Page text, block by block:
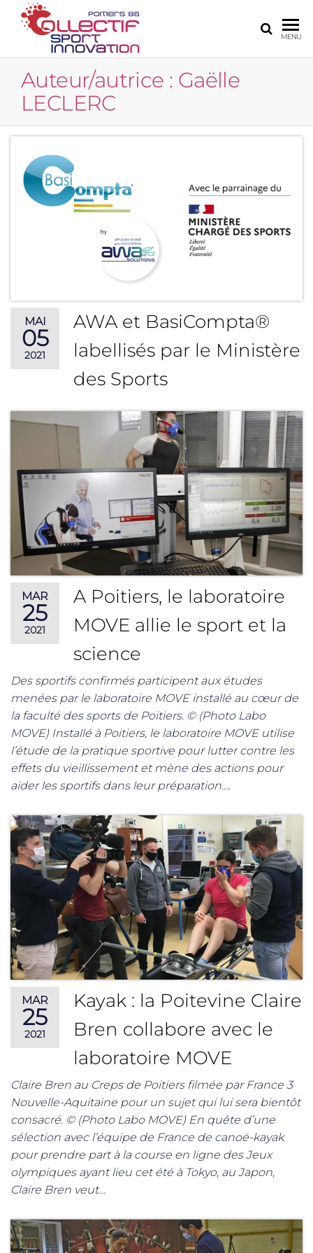
COLLECTIF
SPORT
INNOVATION
sur Poitiers
MENU
Auteur/autrice : Gaëlle
LECLERC
MAI
05
2021
AWA et BasiCompta®
labellisés par le Ministère
des Sports
MAR
25
2021
A Poitiers, le laboratoire
MOVE allie le sport et la
science
Des sportifs confirmés participent aux études
menées par le laboratoire MOVE installé au cœur de
la faculté des sports de Poitiers. © (Photo Labo
MOVE) Installé à Poitiers, le laboratoire MOVE utilise
l’étude de la pratique sportive pour lutter contre les
effets du vieillissement et mène des actions pour
aider les sportifs dans leur préparation.…
MAR
25
2021
Kayak : la Poitevine Claire
Bren collabore avec le
laboratoire MOVE
Claire Bren au Creps de Poitiers filmée par France 3
Nouvelle-Aquitaine pour un sujet qui lui sera bientôt
consacré. © (Photo Labo MOVE) En quête d’une
sélection avec l’équipe de France de canoë-kayak
pour prendre part à la course en ligne des Jeux
olympiques ayant lieu cet été à Tokyo, au Japon,
Claire Bren veut…